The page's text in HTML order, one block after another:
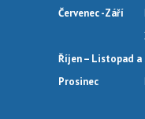
Červenec -Září
Říjen – Listopad
Prosinec